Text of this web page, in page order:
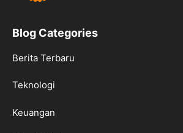
Blog Categories
Berita Terbaru
Teknologi
Keuangan